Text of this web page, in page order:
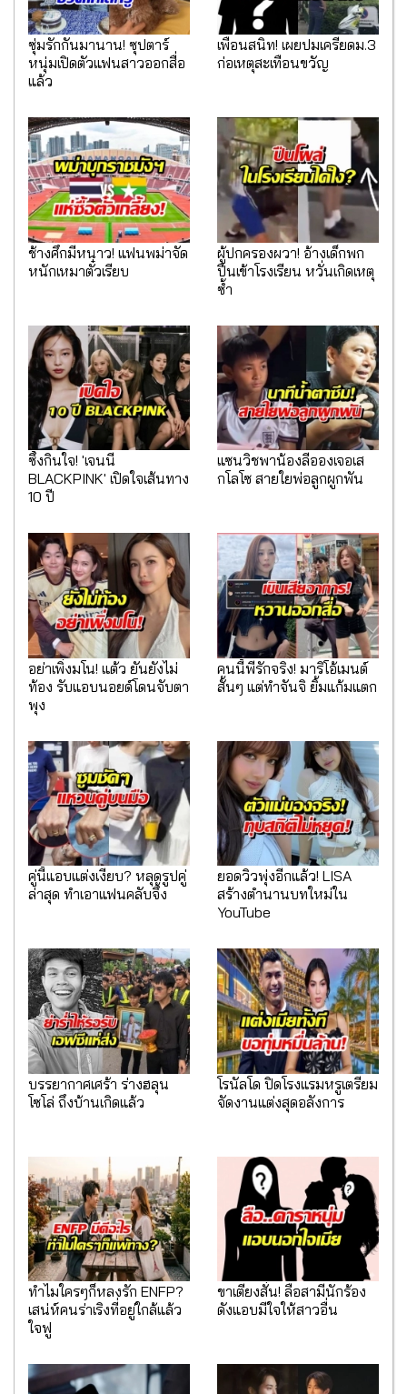
ซุ่มรักกันมานาน! ซุปตาร์
หนุ่มเปิดตัวแฟนสาวออกสื่อ
แล้ว
เพื่อนสนิท! เผยปมเครียดม.3
ก่อเหตุสะเทือนขวัญ
ช้างศึกมีหนาว! แฟนพม่าจัด
หนักเหมาตั๋วเรียบ
ผู้ปกครองผวา! อ้างเด็กพก
ปืนเข้าโรงเรียน หวั่นเกิดเหตุ
ซ้ำ
ซึ้งกินใจ! 'เจนนี่
BLACKPINK' เปิดใจเส้นทาง
10 ปี
แซนวิชพาน้องลีอองเจอเส
กโลโซ สายใยพ่อลูกผูกพัน
อย่าเพิ่งมโน! แต้ว ยันยังไม่
ท้อง รับแอบนอยด์โดนจับตา
พุง
คนนี้พี่รักจริง! มาริโอ้เมนต์
สั้นๆ แต่ทำจันจิ ยิ้มแก้มแตก
คู่นี้แอบแต่งเงียบ? หลุดรูปคู่
ล่าสุด ทำเอาแฟนคลับจึ้ง
ยอดวิวพุ่งอีกแล้ว! LISA
สร้างตำนานบทใหม่ใน
YouTube
บรรยากาศเศร้า ร่างฮลุน
โซโล่ ถึงบ้านเกิดแล้ว
โรนัลโด ปิดโรงแรมหรูเตรียม
จัดงานแต่งสุดอลังการ
ทำไมใครๆก็หลงรัก ENFP?
เสน่ห์คนร่าเริงที่อยู่ใกล้แล้ว
ใจฟู
ขาเตียงสั่น! ลือสามีนักร้อง
ดังแอบมีใจให้สาวอื่น